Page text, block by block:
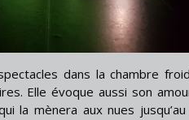
dans la chambre
Elle évoque aussi son
la mènera aux nues